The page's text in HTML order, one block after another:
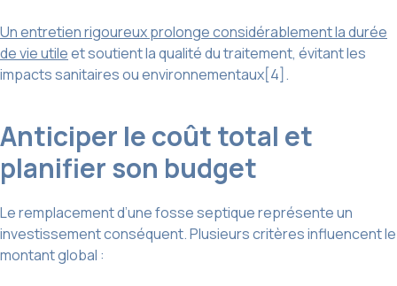
Un entretien rigoureux prolonge considérablement la durée
de vie utileet soutient la qualité du traitement, évitant les
impacts sanitaires ou environnementaux[4].
Anticiper le coût total et
planifier son budget
Le remplacement d’une fosse septique représente un
investissement conséquent. Plusieurs critères influencent le
montant global :